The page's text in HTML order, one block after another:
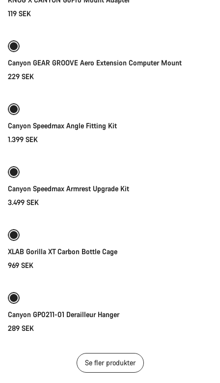
119 SEK
Canyon GEAR GROOVE Aero Extension Computer Mount
229 SEK
Canyon Speedmax Angle Fitting Kit
1.399 SEK
Canyon Speedmax Armrest Upgrade Kit
3.499 SEK
XLAB Gorilla XT Carbon Bottle Cage
969 SEK
Canyon GP0211-01 Derailleur Hanger
289 SEK
Se fler produkter